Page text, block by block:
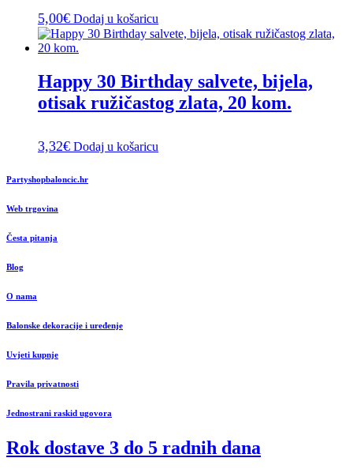
5,00€ Dodaj u košaricu
Happy 30 Birthday salvete, bijela,
otisak ružičastog zlata, 20 kom.
3,32€ Dodaj u košaricu
Partyshopbaloncic.hr
Web trgovina
Česta pitanja
Blog
O nama
Balonske dekoracije i uređenje
Uvjeti kupnje
Pravila privatnosti
Jednostrani raskid ugovora
Rok dostave 3 do 5 radnih dana